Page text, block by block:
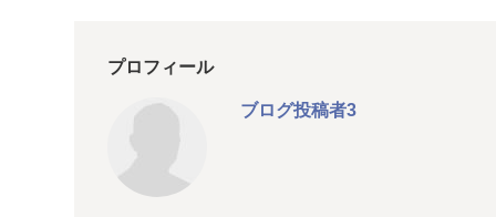
プロフィール
ブログ投稿者3